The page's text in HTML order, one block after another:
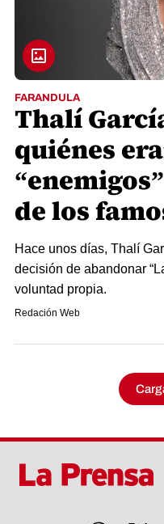
FARANDULA
Thalí
quiénes
de los
Hace unos días, Thalí
decisión de abandonar
voluntad propia.
Redación Web